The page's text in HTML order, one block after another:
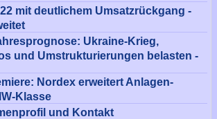
mit deutlichem Umsatzrückgang -
Ukraine-Krieg,
und Umstrukturierungen belasten -
Nordex erweitert Anlagen-
Klasse
und Kontakt